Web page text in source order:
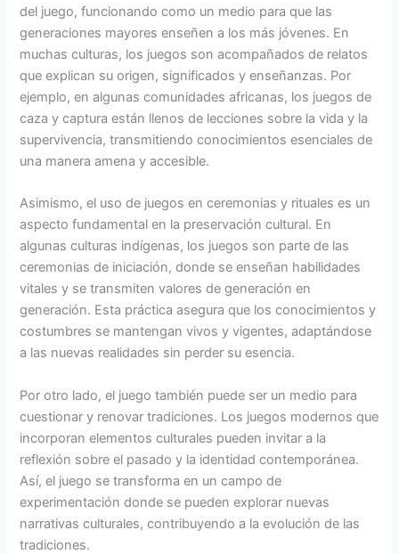
del juego, funcionando como un medio para que las
generaciones mayores enseñen a los más jóvenes. En
muchas culturas, los juegos son acompañados de relatos
que explican su origen, significados y enseñanzas. Por
ejemplo, en algunas comunidades africanas, los juegos de
caza y captura están llenos de lecciones sobre la vida y la
supervivencia, transmitiendo conocimientos esenciales de
una manera amena y accesible.
Asimismo, el uso de juegos en ceremonias y rituales es un
aspecto fundamental en la preservación cultural. En
algunas culturas indígenas, los juegos son parte de las
ceremonias de iniciación, donde se enseñan habilidades
vitales y se transmiten valores de generación en
generación. Esta práctica asegura que los conocimientos y
costumbres se mantengan vivos y vigentes, adaptándose
a las nuevas realidades sin perder su esencia.
Por otro lado, el juego también puede ser un medio para
cuestionar y renovar tradiciones. Los juegos modernos que
incorporan elementos culturales pueden invitar a la
reflexión sobre el pasado y la identidad contemporánea.
Así, el juego se transforma en un campo de
experimentación donde se pueden explorar nuevas
narrativas culturales, contribuyendo a la evolución de las
tradiciones.